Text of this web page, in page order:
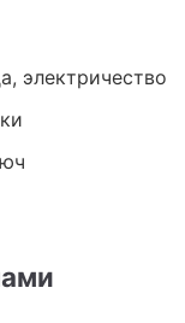
электричество